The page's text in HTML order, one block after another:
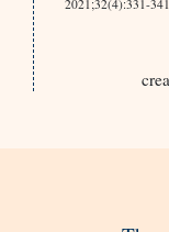
2021;32(4):331-